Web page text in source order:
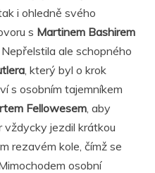
i ohledně svého
s Martinem Bashirem
ale schopného
, který byl o krok
s osobním tajemníkem
Fellowesem , aby
vždycky jezdil krátkou
rezavém kole, čímž se
osobní